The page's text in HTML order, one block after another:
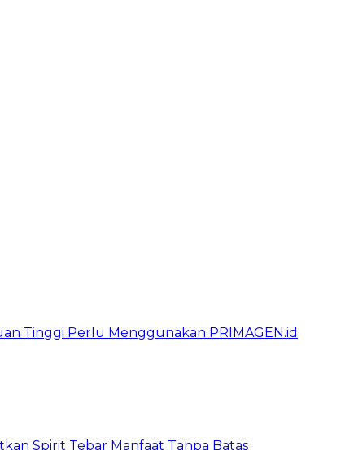
Tinggi Perlu Menggunakan PRIMAGEN.id
Spirit Tebar Manfaat Tanpa Batas